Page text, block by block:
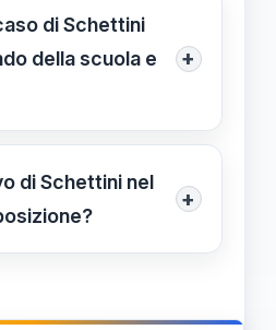
insegnanti e la
per evitare
di Schettini
della scuola e
+
di un uso
piattaforme digitali e
tutelare l’immagine
di Schettini nel
+